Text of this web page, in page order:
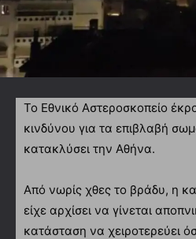
Το Εθνικό Αστεροσκοπείο
κινδύνου για τα επιβλαβή
κατακλύσει την Αθήνα.
Από νωρίς χθες το βράδυ, η
είχε αρχίσει να γίνεται
κατάσταση να χειροτερεύει